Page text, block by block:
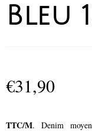
Bleu
€31,90
TTC/M. Denim